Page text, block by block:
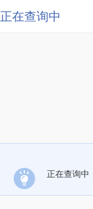
正在查询中
正在查询中